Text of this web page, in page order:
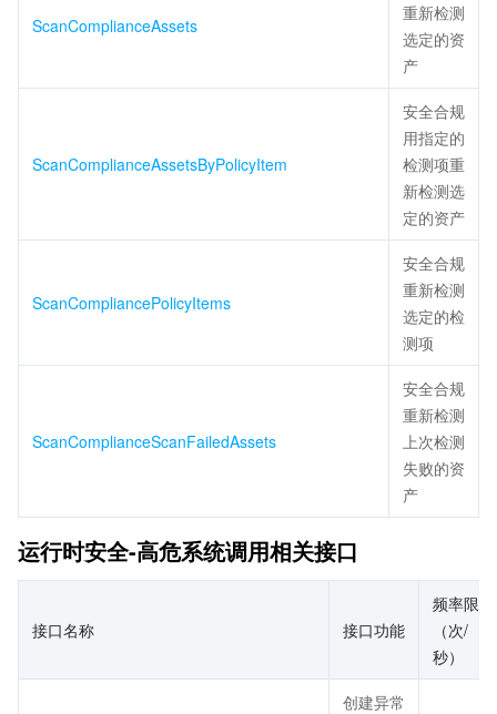
ScanComplianceAssets
重新检测
选定的资
产
ScanComplianceAssetsByPolicyItem
安全合规
用指定的
检测项重
新检测选
定的资产
ScanCompliancePolicyItems
安全合规
重新检测
选定的检
测项
ScanComplianceScanFailedAssets
安全合规
重新检测
上次检测
失败的资
产
运行时安全-高危系统调用相关接口
接口名称 接口功能
频率限制
（次/
秒）
创建异常